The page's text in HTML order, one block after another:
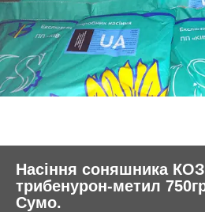
Насіння соняшника
трибенурон-метил
Сумо.